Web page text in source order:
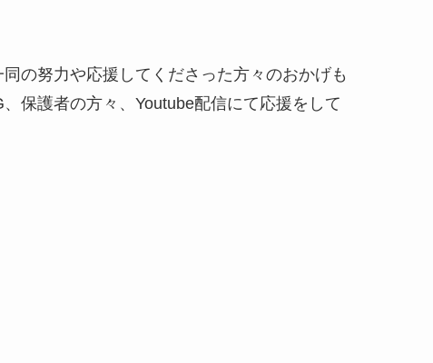
の努力や応援してくださった方々のおかげも
保護者の方々、Youtube配信にて応援をして